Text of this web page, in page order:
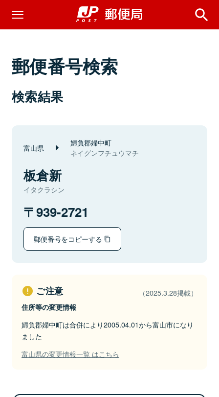
郵便番号検索
検索結果
富山県 婦負郡婦中町
ネイグンフチュウマチ
板倉新
イタクラシン
939-2721
郵便番号をコピーする
ご注意 （2025.3.28掲載）
住所等の変更情報
婦負郡婦中町は合併により2005.04.01から富山市になり
ました
富山県の変更情報一覧 はこちら